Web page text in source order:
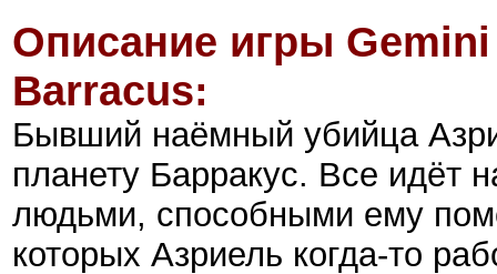
Описание игры
Barracus:
Бывший наёмный убийца
планету Барракус. Все идёт
людьми, способными ему
которых Азриель когда-то